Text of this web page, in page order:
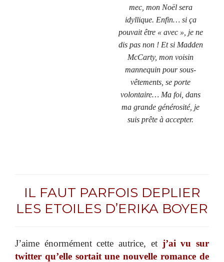
mec, mon Noël sera
idyllique. Enfin… si ça
pouvait être « avec », je ne
dis pas non ! Et si Madden
McCarty, mon voisin
mannequin pour sous-
vêtements, se porte
volontaire… Ma foi, dans
ma grande générosité, je
suis prête à accepter.
IL FAUT PARFOIS DEPLIER
LES ETOILES D’ERIKA BOYER
J’aime énormément cette autrice, et j’ai vu sur
twitter qu’elle sortait une nouvelle romance de